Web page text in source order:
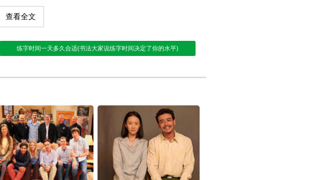
查看全文
练字时间一天多久合适(书法大家说练字时间决定了你的水平)